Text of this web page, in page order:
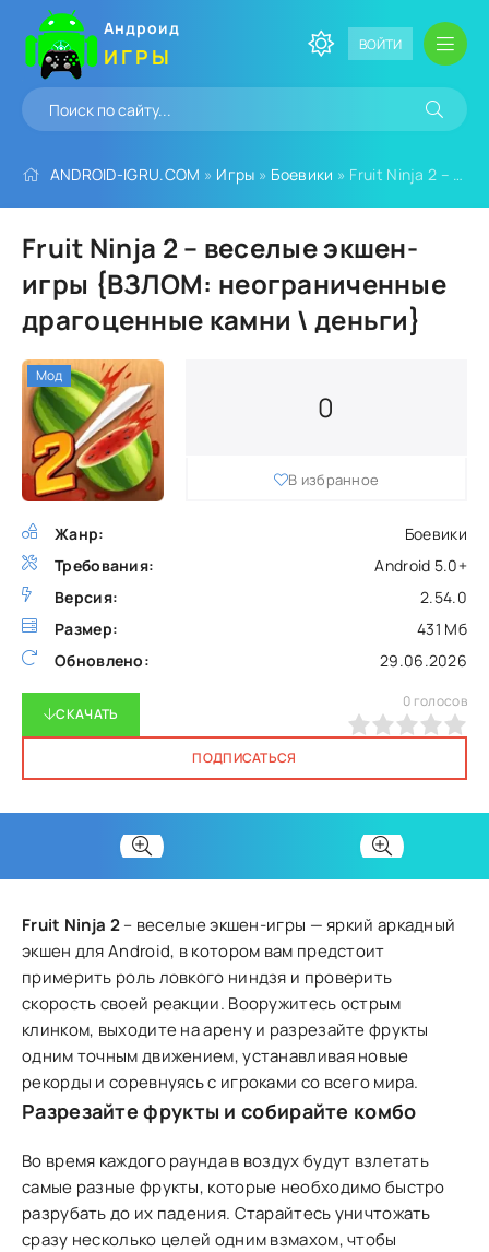
Андроид
ИГРЫ ВОЙТИ
ANDROID-IGRU.COM » Игры » Боевики » Fruit Ninja 2 – веселые экшен-игры {ВЗЛОМ: неограниченные драгоценные камни деньги}
Fruit Ninja 2 – веселые экшен-
игры {ВЗЛОМ: неограниченные
драгоценные камни \ деньги}
Жанр:
Боевики
Требования:
Android 5.0+
Версия:
2.54.0
Размер:
431 Мб
Обновлено:
29.06.2026
0
В избранное
СКАЧАТЬ
ПОДПИСАТЬСЯ
0 голосов
Мод
Fruit Ninja 2– веселые экшен-игры — яркий аркадный
экшен для Android, в котором вам предстоит
примерить роль ловкого ниндзя и проверить
скорость своей реакции. Вооружитесь острым
клинком, выходите на арену и разрезайте фрукты
одним точным движением, устанавливая новые
рекорды и соревнуясь с игроками со всего мира.
Разрезайте фрукты и собирайте комбо
Во время каждого раунда в воздух будут взлетать
самые разные фрукты, которые необходимо быстро
разрубать до их падения. Старайтесь уничтожать
сразу несколько целей одним взмахом, чтобы